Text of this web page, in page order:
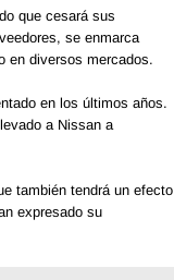
que cesará sus
se enmarca
en diversos mercados.
en los últimos años.
a Nissan a
también tendrá un efecto
expresado su